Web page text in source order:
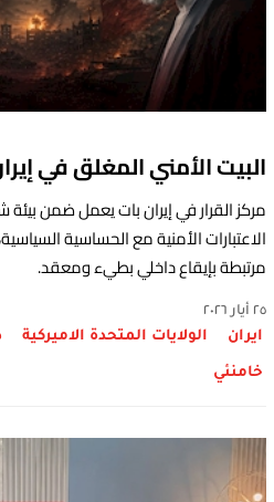
البيت الأمني المغلق في
مركز القرار في إيران بات يعمل ضمن
الاعتبارات الأمنية مع الحساسية
مرتبطة بإيقاع داخلي بطيء ومعقد.
٢٥ أيار ٢٠٢٦
ايران الولايات المتحدة الاميركية
خامنئي